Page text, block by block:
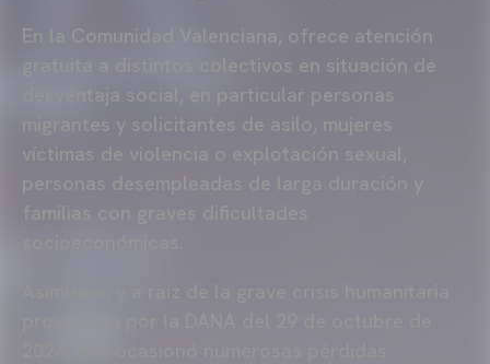
En la Comunidad Valenciana, ofrece atención
gratuita a distintos colectivos en situación de
desventaja social, en particular personas